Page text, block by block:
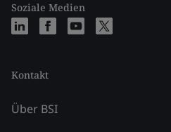
Soziale Medien
Kontakt
Über BSI